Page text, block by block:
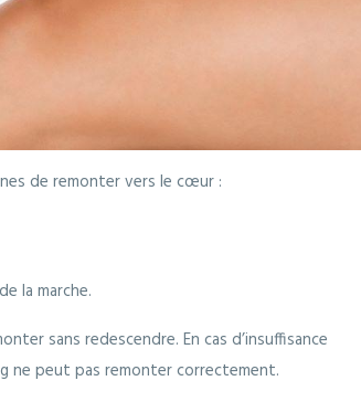
de remonter vers le cœur :
la marche.
sans redescendre. En cas d’insuffisance
ne peut pas remonter correctement.